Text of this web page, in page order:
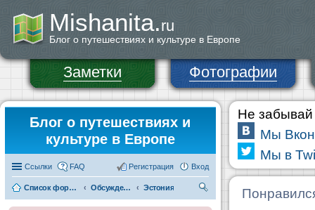
Mishanita.ru
Блог о путешествиях и культуре в Европе
Заметки Фотографии
Блог о путешествиях и
культуре в Европе
Ссылки FAQ Вход
Регистрация
Список форумов Обсуждения и информация по странам Эстония
Не забывай
Мы
Мы в